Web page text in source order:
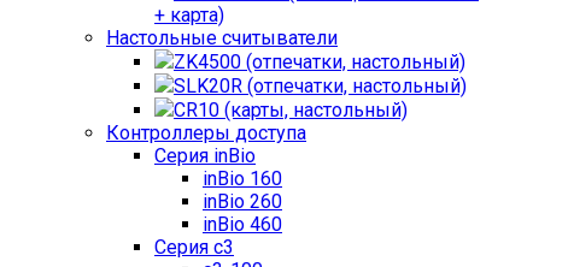
+ карта)
Настольные считыватели
ZK4500 (отпечатки, настольный)
SLK20R (отпечатки, настольный)
CR10 (карты, настольный)
Контроллеры доступа
Серия inBio
inBio 160
inBio 260
inBio 460
Серия c3